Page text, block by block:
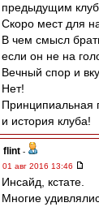
предыдущим
Скоро мест для
В чем смысл
если он не на
Вечный спор и
Нет!
Принципиальная
и история клуба!
flint -
01 авг 2016 13:46
Инсайд, кстате.
Многие